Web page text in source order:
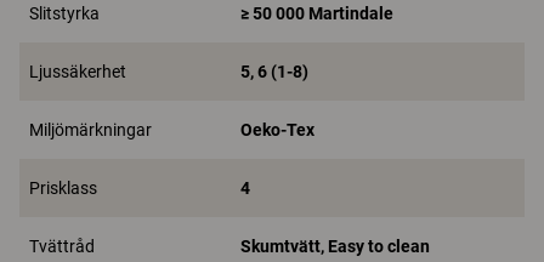
Slitstyrka ≥ 50 000 Martindale
Ljussäkerhet 5, 6 (1-8)
Miljömärkningar Oeko-Tex
Prisklass 4
Tvättråd Skumtvätt, Easy to clean